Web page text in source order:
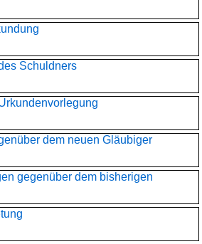
Schuldners
dem neuen Gläubiger
gegenüber dem bisherigen